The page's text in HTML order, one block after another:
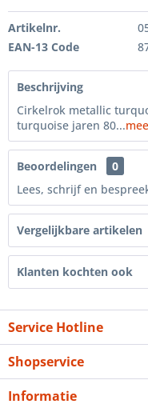
Artikelnr.
EAN-13 Code
Beschrijving
Cirkelrok metallic
turquoise jaren 80...
Beoordelingen
0
Lees, schrijf en
Vergelijkbare artikelen
Klanten kochten ook
Service Hotline
Shopservice
Informatie